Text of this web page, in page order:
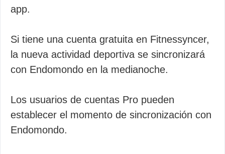
app.
Si tiene una cuenta gratuita en Fitnessyncer,
la nueva actividad deportiva se sincronizará
con Endomondo en la medianoche.
Los usuarios de cuentas Pro pueden
establecer el momento de sincronización con
Endomondo.